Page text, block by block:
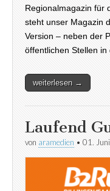
Regionalmagazin für
steht unser Magazin
Version – neben der
öffentlichen Stellen
weiterlesen →
Laufend
von aramedien • 01.